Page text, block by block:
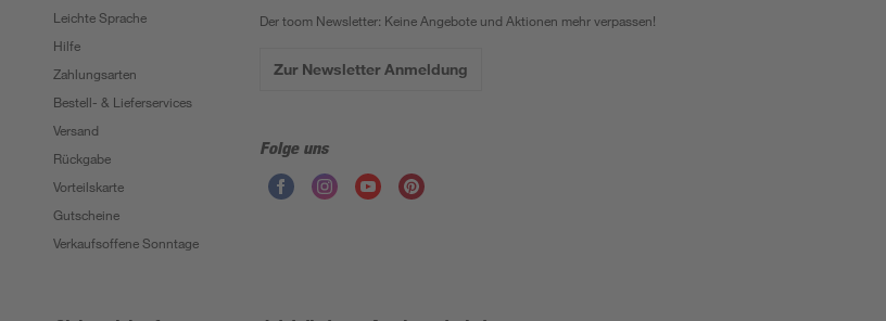
Leichte Sprache
Hilfe
Zahlungsarten
Bestell- & Lieferservices
Versand
Rückgabe
Vorteilskarte
Gutscheine
Verkaufsoffene Sonntage
Der toom Newsletter: Keine Angebote und Aktionen mehr verpassen!
Zur Newsletter Anmeldung
Folge uns